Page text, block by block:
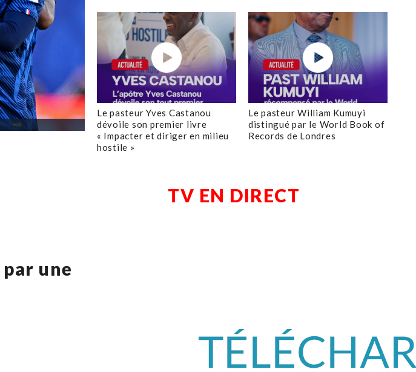
Le pasteur Yves Castanou
dévoile son premier livre
« Impacter et diriger en milieu
hostile »
Le pasteur William Kumuyi
distingué par le World Book of
Records de Londres
une
TV EN DIRECT